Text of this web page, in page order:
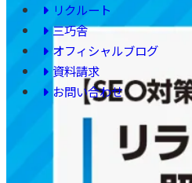
リクルート
三巧舎
オフィシャルブログ
資料請求
お問い合わせ